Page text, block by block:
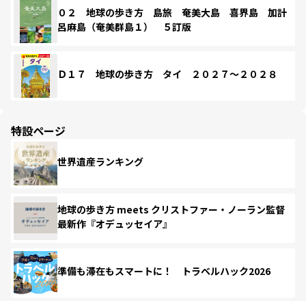
０２ 地球の歩き方 島旅 奄美大島 喜界島 加計
呂麻島（奄美群島１） ５訂版
Ｄ１７ 地球の歩き方 タイ ２０２７～２０２８
特設ページ
世界遺産ランキング
地球の歩き方 meets クリストファー・ノーラン監督
最新作『オデュッセイア』
準備も滞在もスマートに！ トラベルハック2026